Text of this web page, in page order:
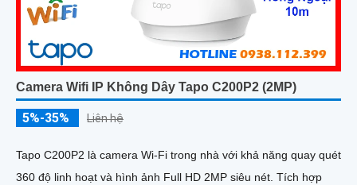
Camera Wifi IP Không Dây Tapo C200P2 (2MP)
5%-35% Liên hệ
Tapo C200P2 là camera Wi-Fi trong nhà với khả năng quay quét
360 độ linh hoạt và hình ảnh Full HD 2MP siêu nét. Tích hợp